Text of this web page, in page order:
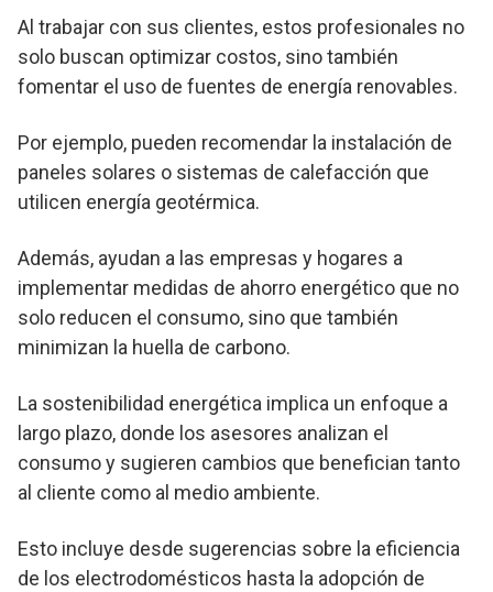
Al trabajar con sus clientes, estos profesionales no
solo buscan optimizar costos, sino también
fomentar el uso de fuentes de energía renovables.
Por ejemplo, pueden recomendar la instalación de
paneles solares o sistemas de calefacción que
utilicen energía geotérmica.
Además, ayudan a las empresas y hogares a
implementar medidas de ahorro energético que no
solo reducen el consumo, sino que también
minimizan la huella de carbono.
La sostenibilidad energética implica un enfoque a
largo plazo, donde los asesores analizan el
consumo y sugieren cambios que benefician tanto
al cliente como al medio ambiente.
Esto incluye desde sugerencias sobre la eficiencia
de los electrodomésticos hasta la adopción de